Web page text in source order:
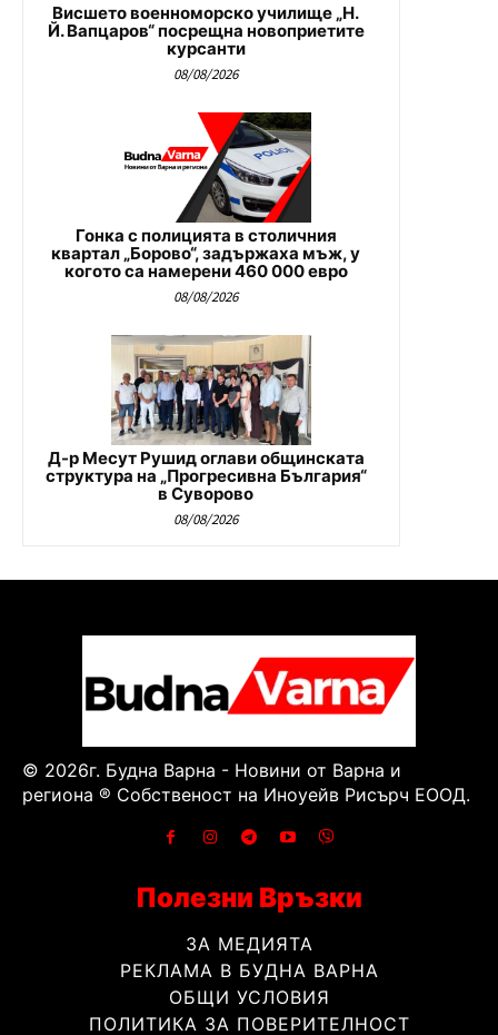
Висшето военноморско училище „Н.
Й. Вапцаров“ посрещна новоприетите
курсанти
08/08/2026
Гонка с полицията в столичния
квартал „Борово“, задържаха мъж, у
когото са намерени 460 000 евро
08/08/2026
Д-р Месут Рушид оглави общинската
структура на „Прогресивна България“
в Суворово
08/08/2026
© 2026г. Будна Варна - Новини от Варна и
региона ® Собственост на Иноуейв Рисърч ЕООД.
Полезни Връзки
ЗА МЕДИЯТА
РЕКЛАМА В БУДНА ВАРНА
ОБЩИ УСЛОВИЯ
ПОЛИТИКА ЗА ПОВЕРИТЕЛНОСТ